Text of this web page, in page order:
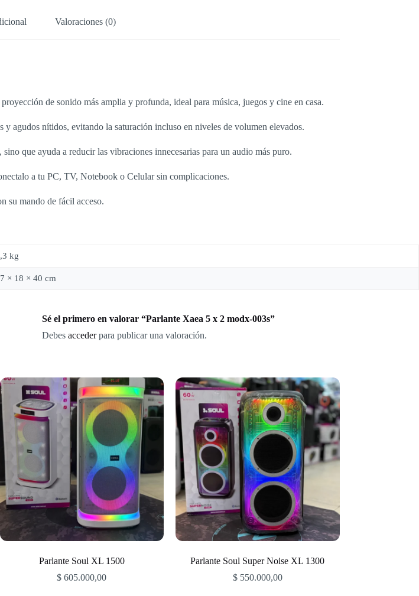
Valoraciones (0)
de sonido más amplia y profunda, ideal para música, juegos y cine en casa.
y agudos nítidos, evitando la saturación incluso en niveles de volumen elevados.
que ayuda a reducir las vibraciones innecesarias para un audio más puro.
a tu PC, TV, Notebook o Celular sin complicaciones.
su mando de fácil acceso.
kg
× 18 × 40 cm
Sé el primero en valorar “Parlante Xaea 5 x 2 modx-003s”
Debes accederpara publicar una valoración.
Parlante Soul XL 1500
$ 605.000,00
Parlante Soul Super Noise XL 1300
$550.000,00